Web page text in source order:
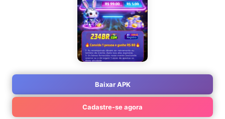
Baixar APK
Cadastre-se agora